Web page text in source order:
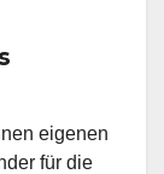
eigenen
für die